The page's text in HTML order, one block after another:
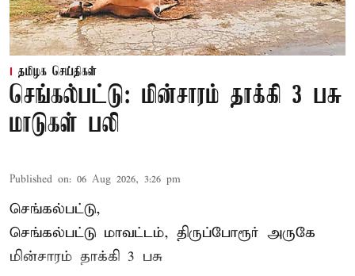
தமிழக செய்திகள்
செங்கல்பட்டு: மின்சாரம் தாக்கி 3 பசு
மாடுகள் பலி
Published on: 06 Aug 2026, 3:26 pm
செங்கல்பட்டு,
செங்கல்பட்டு மாவட்டம், திருப்போரூர் அருகே
மின்சாரம் தாக்கி 3 பசு